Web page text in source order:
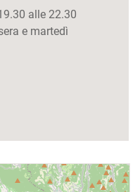
alle 22.30
e martedì